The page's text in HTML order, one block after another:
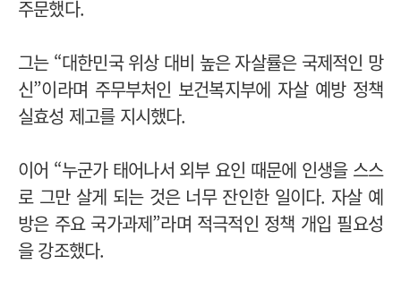
주문했다.
그는 “대한민국 위상 대비 높은 자살률은 국제적인 망
신”이라며 주무부처인 보건복지부에 자살 예방 정책
실효성 제고를 지시했다.
이어 “누군가 태어나서 외부 요인 때문에 인생을 스스
로 그만 살게 되는 것은 너무 잔인한 일이다. 자살 예
방은 주요 국가과제”라며 적극적인 정책 개입 필요성
을 강조했다.